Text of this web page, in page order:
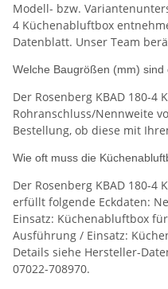
Modell- bzw.
4 Küchenabluftbox
Datenblatt. Unser Team
Welche Baugrößen (mm) sind
Der Rosenberg KBAD 180-
Rohranschluss/Nennweite
Bestellung, ob diese mit
Wie oft muss die
Der Rosenberg KBAD 180-4
erfüllt folgende Eckdaten:
Einsatz: Küchenabluftbox
Ausführung / Einsatz:
Details siehe Hersteller-
07022-708970.